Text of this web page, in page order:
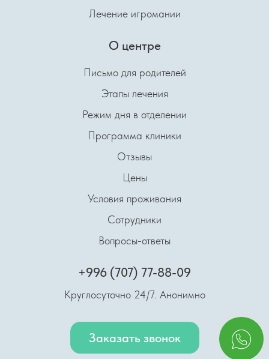
Лечение игромании
О центре
Письмо для родителей
Этапы лечения
Режим дня в отделении
Программа клиники
Отзывы
Цены
Условия проживания
Сотрудники
Вопросы-ответы
+996 (707) 77-88-09
Круглосуточно 24/7. Анонимно
Заказать звонок